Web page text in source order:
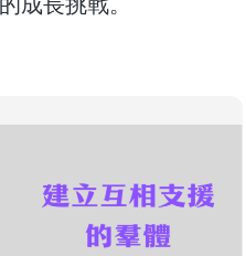
立互相支援
，學習人際溝通的技巧，